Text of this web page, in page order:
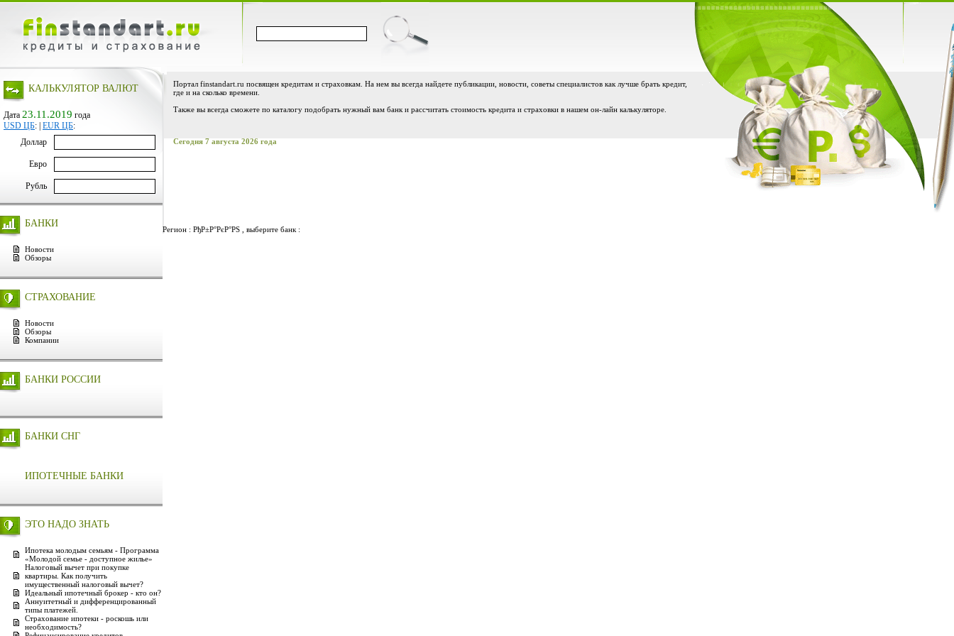
КАЛЬКУЛЯТОР ВАЛЮТ
Дата 23.11.2019 года
USD ЦБ: EUR ЦБ:
Доллар
Евро
Рубль
БАНКИ
Новости
Обзоры
СТРАХОВАНИЕ
Новости
Обзоры
Компании
БАНКИ РОССИИ
БАНКИ СНГ
ИПОТЕЧНЫЕ БАНКИ
ЭТО НАДО ЗНАТЬ
Ипотека молодым семьям - Программа
«Молодой семье - доступное жилье»
Налоговый вычет при покупке
квартиры. Как получить
имущественный налоговый вычет?
Идеальный ипотечный брокер - кто он?
Аннуитетный и дифференцированный
типы платежей.
Страхование ипотеки - роскошь или
необходимость?
Портал finstandart.ru посвящен кредитам и страховкам. На нем вы всегда найдете публикации, новости, советы специалистов как лучше брать кредит,
где и на сколько времени.
Также вы всегда сможете по каталогу подобрать нужный вам банк и рассчитать стоимость кредита и страховки в нашем он-лайн калькуляторе.
Сегодня 7 августа 2026 года
Регион : РђР±Р°РєР°РЅ , выберите банк :